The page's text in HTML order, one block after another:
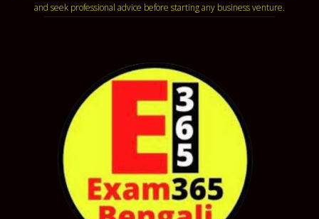
and seek professional advice before starting any business venture.